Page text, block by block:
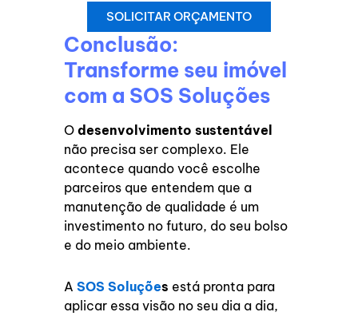
SOLICITAR ORÇAMENTO
Conclusão:
Transforme seu imóvel
com a SOS Soluções
Odesenvolvimento sustentável
não precisa ser complexo. Ele
acontece quando você escolhe
parceiros que entendem que a
manutenção de qualidade é um
investimento no futuro, do seu bolso
e do meio ambiente.
ASOS Soluções está pronta para
aplicar essa visão no seu dia a dia,